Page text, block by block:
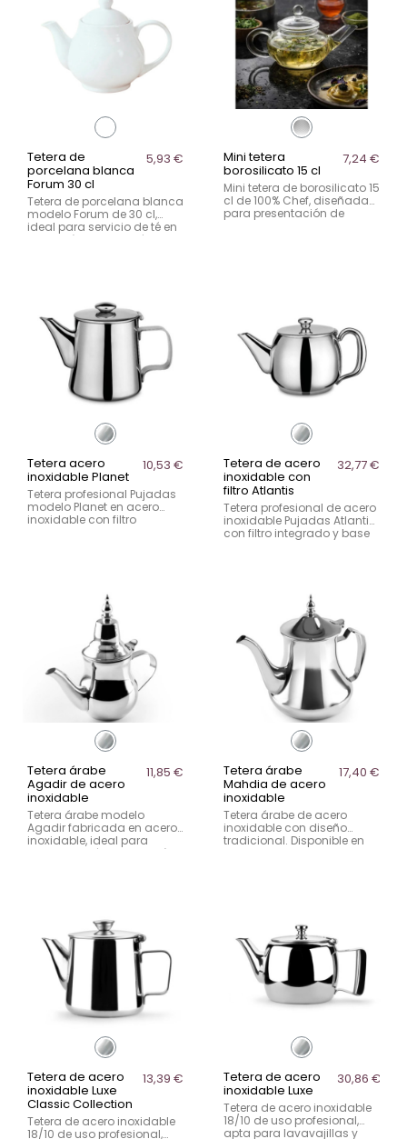
Tetera de
porcelana blanca
Forum 30 cl
5,93 €
Tetera de porcelana blanca
modelo Forum de 30 cl,
ideal para servicio de té en
hostelería. Diseño clásico,
Mini tetera
borosilicato 15 cl
7,24 €
Mini tetera de borosilicato 15
cl de 100% Chef, diseñada
para presentación de
Tetera acero
inoxidable Planet
10,53 €
Tetera profesional Pujadas
modelo Planet en acero
inoxidable con filtro
Tetera de acero
inoxidable con
filtro Atlantis
32,77 €
Tetera profesional de acero
inoxidable Pujadas Atlantis
con filtro integrado y base
Tetera árabe
Agadir de acero
inoxidable
11,85 €
Tetera árabe modelo
Agadir fabricada en acero
inoxidable, ideal para
servicio de té en hostelería.
Tetera árabe
Mahdia de acero
inoxidable
17,40 €
Tetera árabe de acero
inoxidable con diseño
tradicional. Disponible en
Tetera de acero
inoxidable Luxe
Classic Collection
13,39 €
Tetera de acero inoxidable
18/10 de uso profesional,
Tetera de acero
inoxidable Luxe
30,86 €
Tetera de acero inoxidable
18/10 de uso profesional,
apta para lavavajillas y